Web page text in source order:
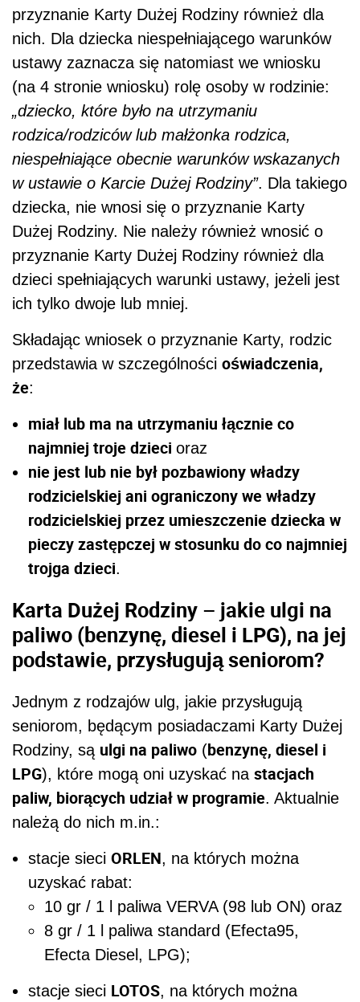
przyznanie Karty Dużej Rodziny również dla
nich. Dla dziecka niespełniającego warunków
ustawy zaznacza się natomiast we wniosku
(na 4 stronie wniosku) rolę osoby w rodzinie:
„dziecko, które było na utrzymaniu
rodzica/rodziców lub małżonka rodzica,
niespełniające obecnie warunków wskazanych
w ustawie o Karcie Dużej Rodziny”. Dla takiego
dziecka, nie wnosi się o przyznanie Karty
Dużej Rodziny. Nie należy również wnosić o
przyznanie Karty Dużej Rodziny również dla
dzieci spełniających warunki ustawy, jeżeli jest
ich tylko dwoje lub mniej.
Składając wniosek o przyznanie Karty, rodzic
przedstawia w szczególności oświadczenia,
że:
miał lub ma na utrzymaniu łącznie co
najmniej troje dzieci oraz
nie jest lub nie był pozbawiony władzy
rodzicielskiej ani ograniczony we władzy
rodzicielskiej przez umieszczenie dziecka w
pieczy zastępczej w stosunku do co najmniej
trojga dzieci.
Karta Dużej Rodziny – jakie ulgi na
paliwo (benzynę, diesel i LPG), na jej
podstawie, przysługują seniorom?
Jednym z rodzajów ulg, jakie przysługują
seniorom, będącym posiadaczami Karty Dużej
Rodziny, są ulgi na paliwo (benzynę, diesel i
LPG), które mogą oni uzyskać na stacjach
paliw, biorących udział w programie. Aktualnie
należą do nich m.in.:
stacje sieci ORLEN, na których można
uzyskać rabat:
10 gr / 1 l paliwa VERVA (98 lub ON) oraz
8 gr / 1 l paliwa standard (Efecta95,
Efecta Diesel, LPG);
stacje sieci LOTOS, na których można